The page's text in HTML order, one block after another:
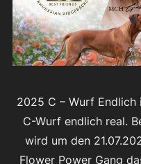
2025 C – Wurf
C-Wurf endlich real.
wird um den
Flower Power Gang